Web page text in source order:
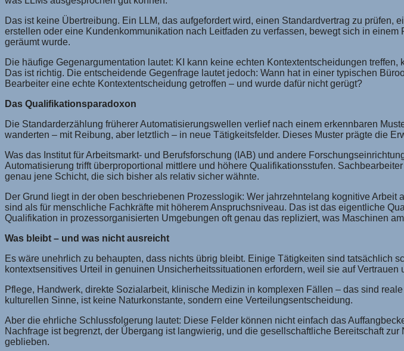
Das ist keine Übertreibung. Ein LLM, das aufgefordert wird, einen Standardvertrag zu
erstellen oder eine Kundenkommunikation nach Leitfaden zu verfassen, bewegt sich in
geräumt wurde.
Die häufige Gegenargumentation lautet: KI kann keine echten Kontextentscheidungen
Das ist richtig. Die entscheidende Gegenfrage lautet jedoch: Wann hat in einer typischen
Bearbeiter eine echte Kontextentscheidung getroffen – und wurde dafür nicht gerügt?
Das Qualifikationsparadoxon
Die Standarderzählung früherer Automatisierungswellen verlief nach einem erkennbaren
wanderten – mit Reibung, aber letztlich – in neue Tätigkeitsfelder. Dieses Muster prägte die
Was das Institut für Arbeitsmarkt- und Berufsforschung (IAB) und andere
Automatisierung trifft überproportional mittlere und höhere Qualifikationsstufen.
genau jene Schicht, die sich bisher als relativ sicher wähnte.
Der Grund liegt in der oben beschriebenen Prozesslogik: Wer jahrzehntelang kognitive
sind als für menschliche Fachkräfte mit höherem Anspruchsniveau. Das ist das eigentliche
Qualifikation in prozessorganisierten Umgebungen oft genau das repliziert, was Maschinen
Was bleibt – und was nicht ausreicht
Es wäre unehrlich zu behaupten, dass nichts übrig bleibt. Einige Tätigkeiten sind tatsächlich
kontextsensitives Urteil in genuinen Unsicherheitssituationen erfordern, weil sie auf
Pflege, Handwerk, direkte Sozialarbeit, klinische Medizin in komplexen Fällen – das sind
kulturellen Sinne, ist keine Naturkonstante, sondern eine Verteilungsentscheidung.
Aber die ehrliche Schlussfolgerung lautet: Diese Felder können nicht einfach das
Nachfrage ist begrenzt, der Übergang ist langwierig, und die gesellschaftliche Bereitschaft
geblieben.